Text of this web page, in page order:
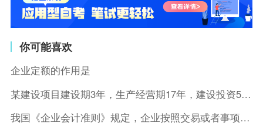
你可能喜欢
企业定额的作用是
某建设项目建设期3年，生产经营期17年，建设投资5500万元
我国《企业会计准则》规定，企业按照交易或者事项的经济特征确定